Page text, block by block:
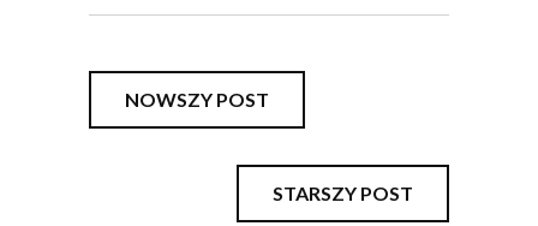
NOWSZY POST
STARSZY POST